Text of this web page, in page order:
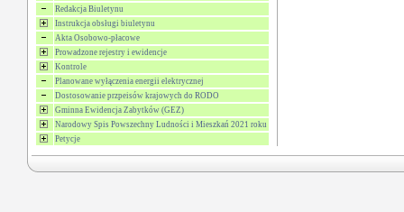
Redakcja Biuletynu
Instrukcja obsługi biuletynu
Akta Osobowo-płacowe
Prowadzone rejestry i ewidencje
Kontrole
Planowane wyłączenia energii elektrycznej
Dostosowanie przpeisów krajowych do RODO
Gminna Ewidencja Zabytków (GEZ)
Narodowy Spis Powszechny Ludności i Mieszkań 2021 roku
Petycje